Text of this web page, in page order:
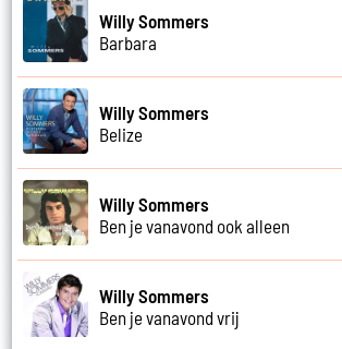
Willy Sommers
Barbara
Willy Sommers
Belize
Willy Sommers
Ben je vanavond ook alleen
Willy Sommers
Ben je vanavond vrij